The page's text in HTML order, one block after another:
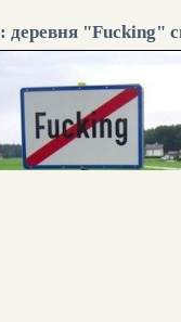
деревня "Fucking"